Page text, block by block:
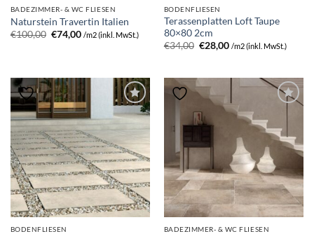
BADEZIMMER- & WC FLIESEN
Naturstein Travertin Italien
€100,00 Ursprünglicher
Preis
€74,00Aktueller
Preis
/m2 (inkl. MwSt.)
BODENFLIESEN
Terassenplatten Loft Taupe
80×80 2cm
€34,00 Ursprünglicher
Preis
€28,00Aktueller
Preis
/m2 (inkl. MwSt.)
BODENFLIESEN BADEZIMMER- & WC FLIESEN